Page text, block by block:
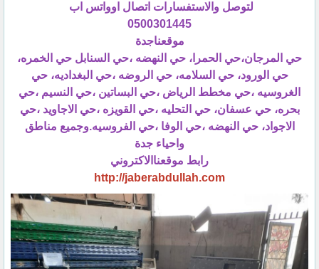
لتوصل والاستفسارات اتصال اوواتس اب
0500301445
موقعناجدة
حي المرجان،حي الحمرا، حي النهضه ،حي السنابل حي الخمره،
حي الورود، حي السلامه، حي الروضه ،حي البغداديه، حي
الغروسيه ،حي مخطط الرياض ،حي البساتين ،حي النسيم ،حي
بحره، حي عسفان، حي التحليه ،حي القويزه ،حي الاجاويد ،حي
الاجواد، حي النهضه ،حي الوفا ،حي الفروسيه.وجميع مناطق
واحياء جدة
رابط موقعناالاكتروني
http://jaberabdullah.com